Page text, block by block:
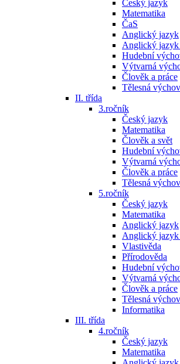
Český jazyk
Matematika
ČaS
Anglický jazyk
Anglický jazyk
Hudební
Výtvarná
Člověk a práce
Tělesná
II. třída
3.ročník
Český jazyk
Matematika
Člověk a svět
Hudební
Výtvarná
Člověk a práce
Tělesná
5.ročník
Český jazyk
Matematika
Anglický jazyk
Anglický jazyk
Vlastivěda
Přírodověda
Hudební
Výtvarná
Člověk a práce
Tělesná
Informatika
III. třída
4.ročník
Český jazyk
Matematika